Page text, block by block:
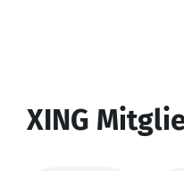
XING